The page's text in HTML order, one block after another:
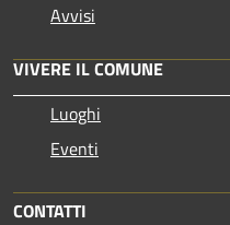
Avvisi
VIVERE IL COMUNE
Luoghi
Eventi
CONTATTI